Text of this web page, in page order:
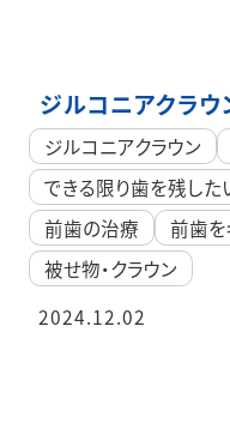
ジルコニアクラウ
ジルコニアクラウン
できる限り歯を残した
前歯の治療
前歯を
被せ物・クラウン
2024.12.02